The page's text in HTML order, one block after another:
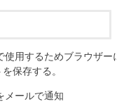
使用するためブラウザー
保存する。
メールで通知